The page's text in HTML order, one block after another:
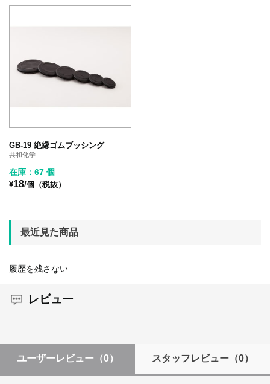
GB-19 絶縁ゴムブッシング
共和化学
在庫：67 個
¥18/個（税抜）
最近見た商品
履歴を残さない
レビュー
ユーザーレビュー （0） スタッフレビュー（0）